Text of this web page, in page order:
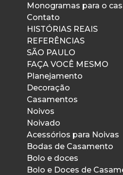
Monogramas para o
Contato
HISTÓRIAS REAIS
REFERÊNCIAS
SÃO PAULO
FAÇA VOCÊ MESMO
Planejamento
Decoração
Casamentos
Noivos
Noivado
Acessórios para Noivas
Bodas de Casamento
Bolo e doces
Bolo e Doces de